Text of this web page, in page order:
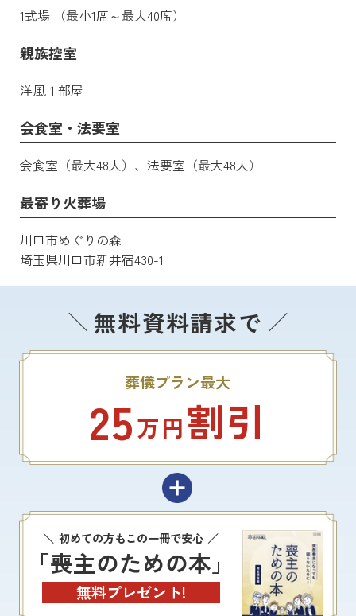
1式場 （最小1席～最大40席）
親族控室
洋風１部屋
会食室・法要室
会食室（最大48人）、法要室（最大48人）
最寄り火葬場
川口市めぐりの森
埼玉県川口市新井宿430-1
無料資料請求で
葬儀プラン最大
25万円割引
初めての方もこの一冊で安心
「喪主のための本」
無料プレゼント!